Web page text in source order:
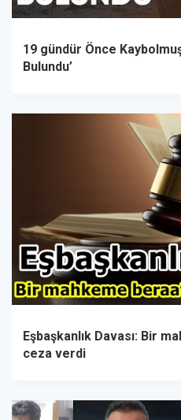
19 gündür Önce
Bulundu’
Eşbaşkanlık Davası: Bir
ceza verdi